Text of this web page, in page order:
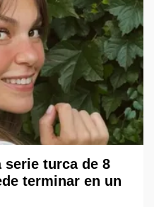
serie turca de 8
terminar en un